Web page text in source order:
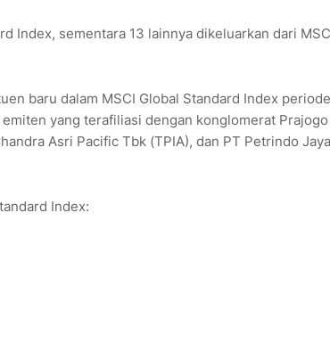
Index, sementara 13 lainnya dikeluarkan dari
baru dalam MSCI Global Standard Index
yang terafiliasi dengan konglomerat Prajogo
Asri Pacific Tbk (TPIA), dan PT Petrindo Jaya
Index: